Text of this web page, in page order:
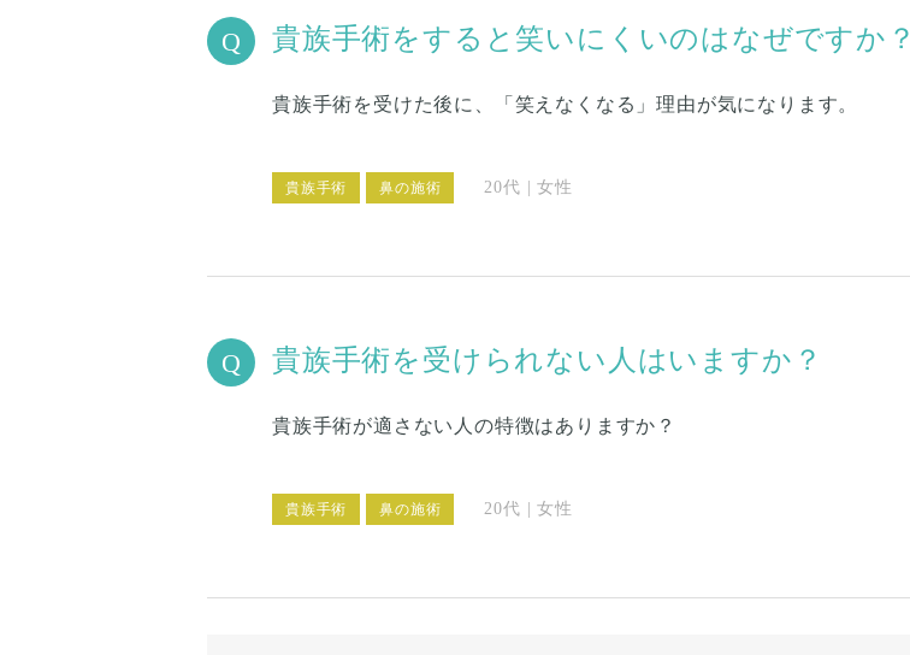
貴族手術をすると笑いにくいのはなぜですか？
貴族手術を受けた後に、「笑えなくなる」理由が気になります。
貴族手術 鼻の施術 20代 | 女性
貴族手術を受けられない人はいますか？
貴族手術が適さない人の特徴はありますか？
貴族手術 鼻の施術 20代 | 女性